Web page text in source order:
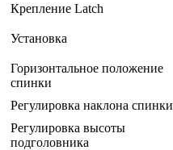
Крепление Latch
Установка
Горизонтальное положение
спинки
Регулировка наклона спинки
Регулировка высоты
подголовника